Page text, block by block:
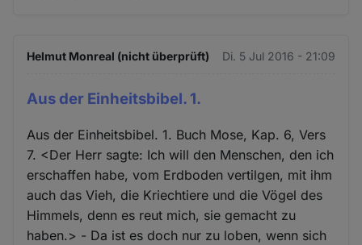
Helmut Monreal (nicht überprüft) Di. 5 Jul 2016 - 21:09
Aus der Einheitsbibel. 1.
Aus der Einheitsbibel. 1. Buch Mose, Kap. 6, Vers
7. <Der Herr sagte: Ich will den Menschen, den ich
erschaffen habe, vom Erdboden vertilgen, mit ihm
auch das Vieh, die Kriechtiere und die Vögel des
Himmels, denn es reut mich, sie gemacht zu
haben.> - Da ist es doch nur zu loben, wenn sich